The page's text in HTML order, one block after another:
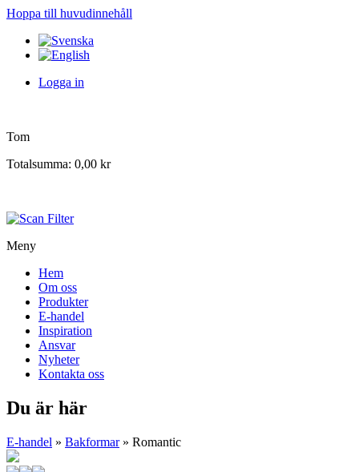
Hoppa till huvudinnehåll
Logga in
Tom
Totalsumma: 0,00 kr
Meny
Hem
Om oss
Produkter
E-handel
Inspiration
Ansvar
Nyheter
Kontakta oss
Du är här
E-handel » Bakformar» Romantic